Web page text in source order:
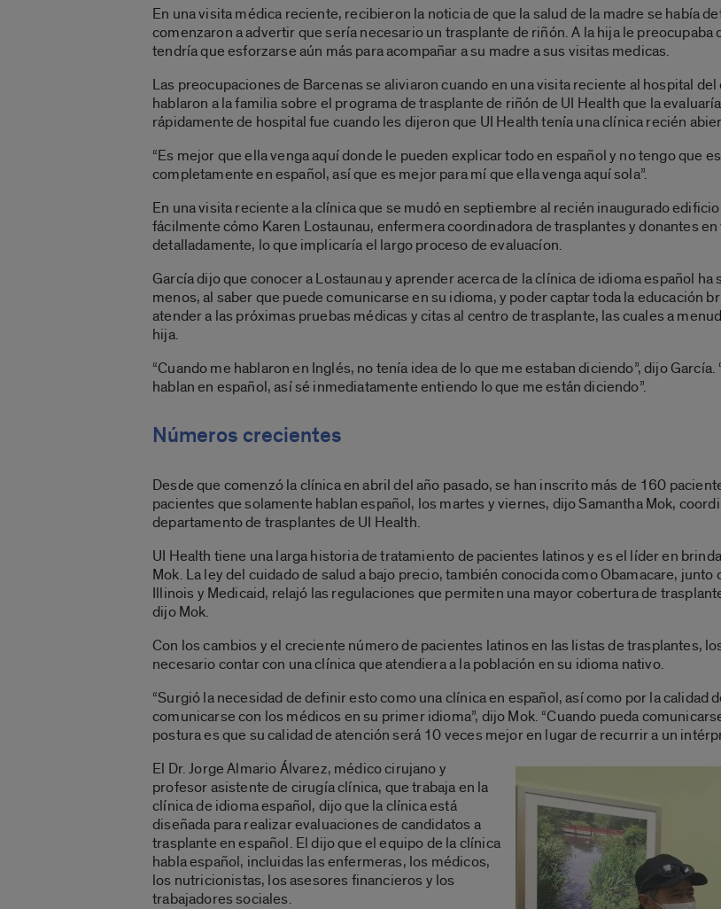
En una visita médica reciente, recibieron la noticia de que la salud de la madre se había
comenzaron a advertir que sería necesario un trasplante de riñón. A la hija le
tendría que esforzarse aún más para acompañar a su madre a sus visitas medicas.
Las preocupaciones de Barcenas se aliviaron cuando en una visita reciente al hospital
hablaron a la familia sobre el programa de trasplante de riñón de UI Health que la
rápidamente de hospital fue cuando les dijeron que UI Health tenía una clínica recién
“Es mejor que ella venga aquí donde le pueden explicar todo en español y no tengo que
completamente en español, así que es mejor para mí que ella venga aquí sola”.
En una visita reciente a la clínica que se mudó en septiembre al recién inaugurado
fácilmente cómo Karen Lostaunau, enfermera coordinadora de trasplantes y donantes
detalladamente, lo que implicaría el largo proceso de evaluacíon.
García dijo que conocer a Lostaunau y aprender acerca de la clínica de idioma español
menos, al saber que puede comunicarse en su idioma, y poder captar toda la educación
atender a las próximas pruebas médicas y citas al centro de trasplante, las cuales a
hija.
“Cuando me hablaron en Inglés, no tenía idea de lo que me estaban diciendo”, dijo
hablan en español, así sé inmediatamente entiendo lo que me están diciendo”.
Números crecientes
Desde que comenzó la clínica en abril del año pasado, se han inscrito más de 160
pacientes que solamente hablan español, los martes y viernes, dijo Samantha Mok,
departamento de trasplantes de UI Health.
UI Health tiene una larga historia de tratamiento de pacientes latinos y es el líder en
Mok. La ley del cuidado de salud a bajo precio, también conocida como Obamacare,
Illinois y Medicaid, relajó las regulaciones que permiten una mayor cobertura de
dijo Mok.
Con los cambios y el creciente número de pacientes latinos en las listas de trasplantes,
necesario contar con una clínica que atendiera a la población en su idioma nativo.
“Surgió la necesidad de definir esto como una clínica en español, así como por la calidad
comunicarse con los médicos en su primer idioma”, dijo Mok. “Cuando pueda
postura es que su calidad de atención será 10 veces mejor en lugar de recurrir a un
El Dr. Jorge Almario Álvarez, médico cirujano y
profesor asistente de cirugía clínica, que trabaja en la
clínica de idioma español, dijo que la clínica está
diseñada para realizar evaluaciones de candidatos a
trasplante en español. El dijo que el equipo de la clínica
habla español, incluidas las enfermeras, los médicos,
los nutricionistas, los asesores financieros y los
trabajadores sociales.